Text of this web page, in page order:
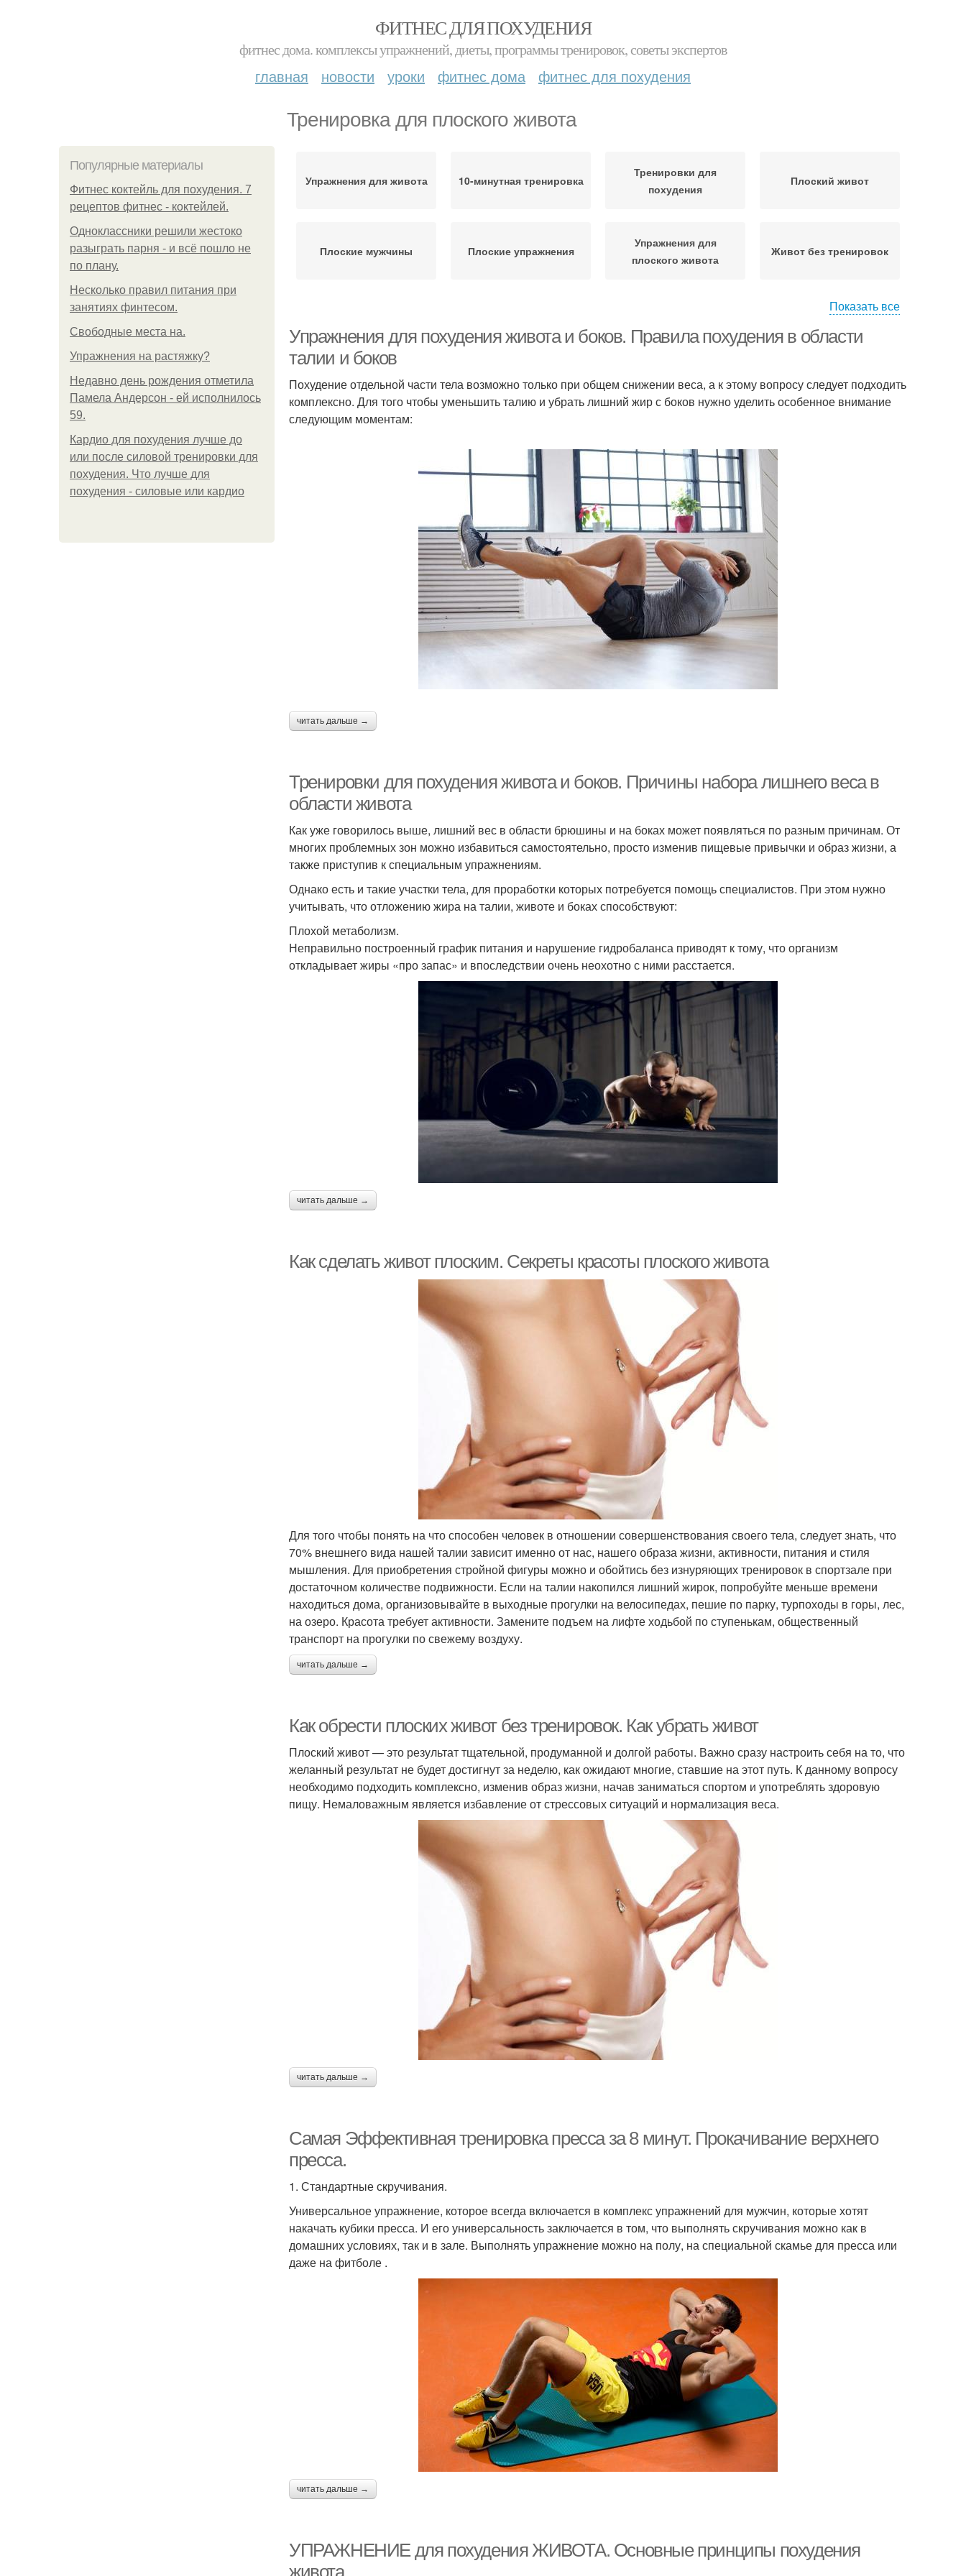
ФИТНЕС ДЛЯ ПОХУДЕНИЯ
фитнес дома. комплексы упражнений, диеты, программы тренировок, советы экспертов
главная новости уроки фитнес дома фитнес для похудения
Тренировка для плоского живота
Популярные материалы
Фитнес коктейль для похудения. 7
рецептов фитнес - коктейлей.
Одноклассники решили жестоко
разыграть парня - и всё пошло не
по плану.
Несколько правил питания при
занятиях финтесом.
Свободные места на.
Упражнения на растяжку?
Недавно день рождения отметила
Памела Андерсон - ей исполнилось
59.
Кардио для похудения лучше до
или после силовой тренировки для
похудения. Что лучше для
похудения - силовые или кардио
Упражнения для живота 10-минутная тренировка
Тренировки для
похудения
Плоский живот
Плоские мужчины Плоские упражнения
Упражнения для
плоского живота
Живот без тренировок
Эффективная
тренировка
Тренировка на пресс Живот для женщин
Упражнения для
домашней тренировки
Питания для плоского
живота
Круговая тренировка Упражнения на живот
Упражнения на плоский
Домашняя тренировка
Показать все
Упражнения для похудения живота и боков. Правила похудения в области
талии и боков
Похудение отдельной части тела возможно только при общем снижении веса, а к этому вопросу следует подходить
комплексно. Для того чтобы уменьшить талию и убрать лишний жир с боков нужно уделить особенное внимание
следующим моментам:
читать дальше →
Тренировки для похудения живота и боков. Причины набора лишнего веса в
области живота
Как уже говорилось выше, лишний вес в области брюшины и на боках может появляться по разным причинам. От
многих проблемных зон можно избавиться самостоятельно, просто изменив пищевые привычки и образ жизни, а
также приступив к специальным упражнениям.
Однако есть и такие участки тела, для проработки которых потребуется помощь специалистов. При этом нужно
учитывать, что отложению жира на талии, животе и боках способствуют:
Плохой метаболизм.
Неправильно построенный график питания и нарушение гидробаланса приводят к тому, что организм
откладывает жиры «про запас» и впоследствии очень неохотно с ними расстается.
читать дальше →
Как сделать живот плоским. Секреты красоты плоского живота
Для того чтобы понять на что способен человек в отношении совершенствования своего тела, следует знать, что
70% внешнего вида нашей талии зависит именно от нас, нашего образа жизни, активности, питания и стиля
мышления. Для приобретения стройной фигуры можно и обойтись без изнуряющих тренировок в спортзале при
достаточном количестве подвижности. Если на талии накопился лишний жирок, попробуйте меньше времени
находиться дома, организовывайте в выходные прогулки на велосипедах, пешие по парку, турпоходы в горы, лес,
на озеро. Красота требует активности. Замените подъем на лифте ходьбой по ступенькам, общественный
транспорт на прогулки по свежему воздуху.
читать дальше →
Как обрести плоских живот без тренировок. Как убрать живот
Плоский живот — это результат тщательной, продуманной и долгой работы. Важно сразу настроить себя на то, что
желанный результат не будет достигнут за неделю, как ожидают многие, ставшие на этот путь. К данному вопросу
необходимо подходить комплексно, изменив образ жизни, начав заниматься спортом и употреблять здоровую
пищу. Немаловажным является избавление от стрессовых ситуаций и нормализация веса.
читать дальше →
Самая Эффективная тренировка пресса за 8 минут. Прокачивание верхнего
пресса.
1. Стандартные скручивания.
Универсальное упражнение, которое всегда включается в комплекс упражнений для мужчин, которые хотят
накачать кубики пресса. И его универсальность заключается в том, что выполнять скручивания можно как в
домашних условиях, так и в зале. Выполнять упражнение можно на полу, на специальной скамье для пресса или
даже на фитболе .
читать дальше →
УПРАЖНЕНИЕ для похудения ЖИВОТА. Основные принципы похудения
живота